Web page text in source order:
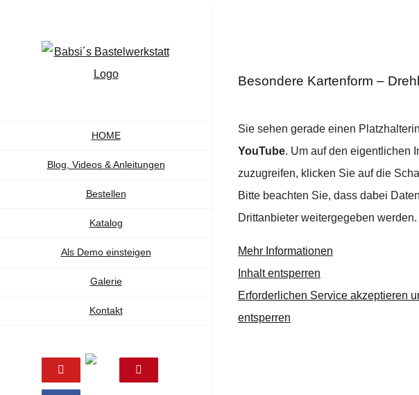
HOME
Blog, Videos & Anleitungen
Bestellen
Katalog
Als Demo einsteigen
Galerie
Kontakt
YouTube
Shop
Pinterest
Besondere Kartenform –
Sie sehen gerade einen
YouTube. Um auf den eigentlichen
zuzugreifen, klicken Sie auf die
Bitte beachten Sie, dass dabei
Drittanbieter weitergegeben werden.
Mehr Informationen
Inhalt entsperren
Erforderlichen Service akzeptieren
entsperren